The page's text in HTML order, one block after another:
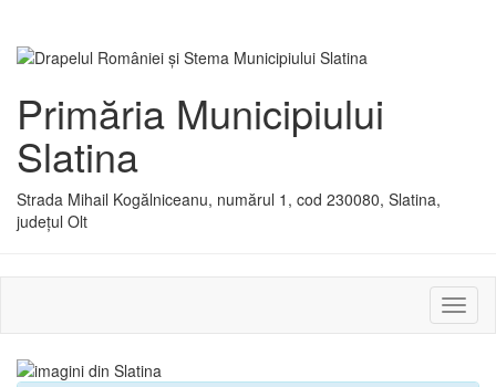
Primăria Municipiului
Slatina
Strada Mihail Kogălniceanu, numărul 1, cod 230080, Slatina,
județul Olt
sau